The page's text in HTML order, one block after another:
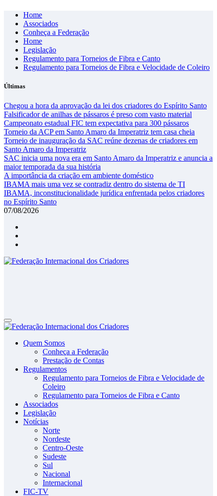
Skip
content
Home
Associados
Conheça a Federação
Home
Legislação
Regulamento para Torneios de Fibra e Canto
Regulamento para Torneios de Fibra e Velocidade de Coleiro
Últimas
Chegou a hora da aprovação da lei dos criadores do Espírito Santo
Falsificador de anilhas de pássaros é preso com vasto material
Campeonato estadual FIC tem expectativa para 300 pássaros
Torneio da ACP em Santo Amaro da Imperatriz tem casa cheia
Torneio de inauguração da SAC reúne dezenas de criadores em
Santo Amaro da Imperatriz
SAC inicia uma nova era em Santo Amaro da Imperatriz e anuncia a
maior temporada da sua história
A importância da criação em ambiente doméstico
IBAMA mais uma vez se contradiz dentro do sistema de TI
IBAMA, inconstitucionalidade jurídica enfrentada pelos criadores
no Espírito Santo
07/08/2026
Site da Federação Internacional dos Criadores de Pássaros
Quem Somos
Conheça a Federação
Prestação de Contas
Regulamentos
Regulamento para Torneios de Fibra e Velocidade de
Coleiro
Regulamento para Torneios de Fibra e Canto
Associados
Legislação
Notícias
Norte
Nordeste
Centro-Oeste
Sudeste
Sul
Nacional
Internacional
FIC-TV